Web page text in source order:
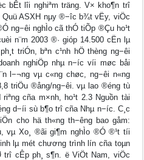
bÊt lîi nghiªm träng. V× kho¶n trî
Quü ASXH nµy ®−îc b¾t vËy, viÖc
ng−êi nghÌo cã thÓ tiÕp ®Çu ho¹t
n¨m 2003 ®· gióp 14.500 cËn lµ
triÓn, bªn c¹nh hÖ thèng ng−êi
nghiÖp nhµ n−íc víi møc båi
l−¬ng vµ c«ng chøc, ng−êi n«ng
triÖu ®ång/ng−êi. vµ lao ®éng tù
cña m×nh, ho¹t 2.3 Nguồn tài
d−íi sù b¶o trî cña Nhµ n−íc. C¸c
cho hä th«ng th−êng bao gåm:
vµ Xo¸ ®ãi gi¶m nghÌo ®Ó ®¹t tíi
lµ mét chương trình lín cña toµn
cÊp ph¸ s¶n. ë ViÖt Nam, viÖc